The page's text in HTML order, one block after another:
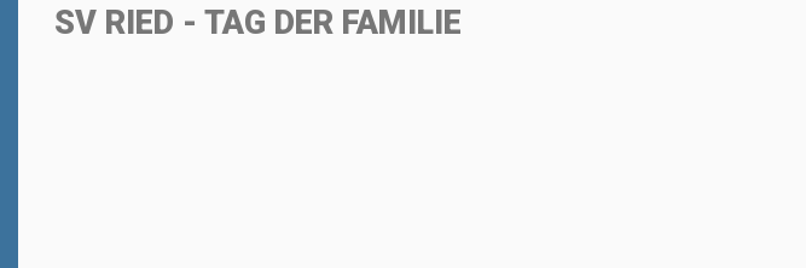
SV RIED - TAG DER FAMILIE